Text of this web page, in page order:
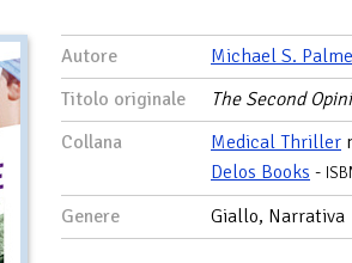
Autore
Michael S.
Titolo originale
The Second
Collana
Medical Thriller
Delos Books -
Genere Giallo, Narrativa